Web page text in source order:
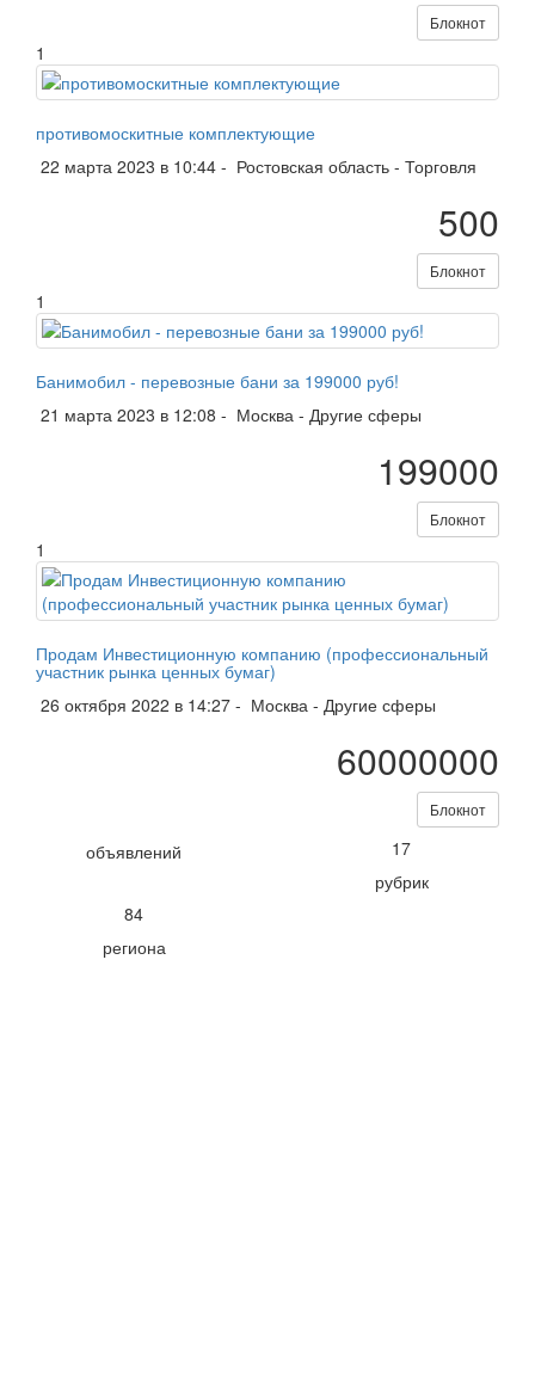
Блокнот
1
противомоскитные комплектующие
22 марта 2023 в 10:44 - Ростовская область - Торговля
500
Блокнот
1
Банимобил - перевозные бани за 199000 руб!
21 марта 2023 в 12:08 - Москва - Другие сферы
199000
Блокнот
1
Продам Инвестиционную компанию (профессиональный
участник рынка ценных бумаг)
26 октября 2022 в 14:27 - Москва - Другие сферы
60000000
Блокнот
объявлений
17
рубрик
84
региона